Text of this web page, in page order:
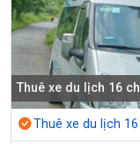
Thuê xe du lịch 16
Thuê xe du lịch